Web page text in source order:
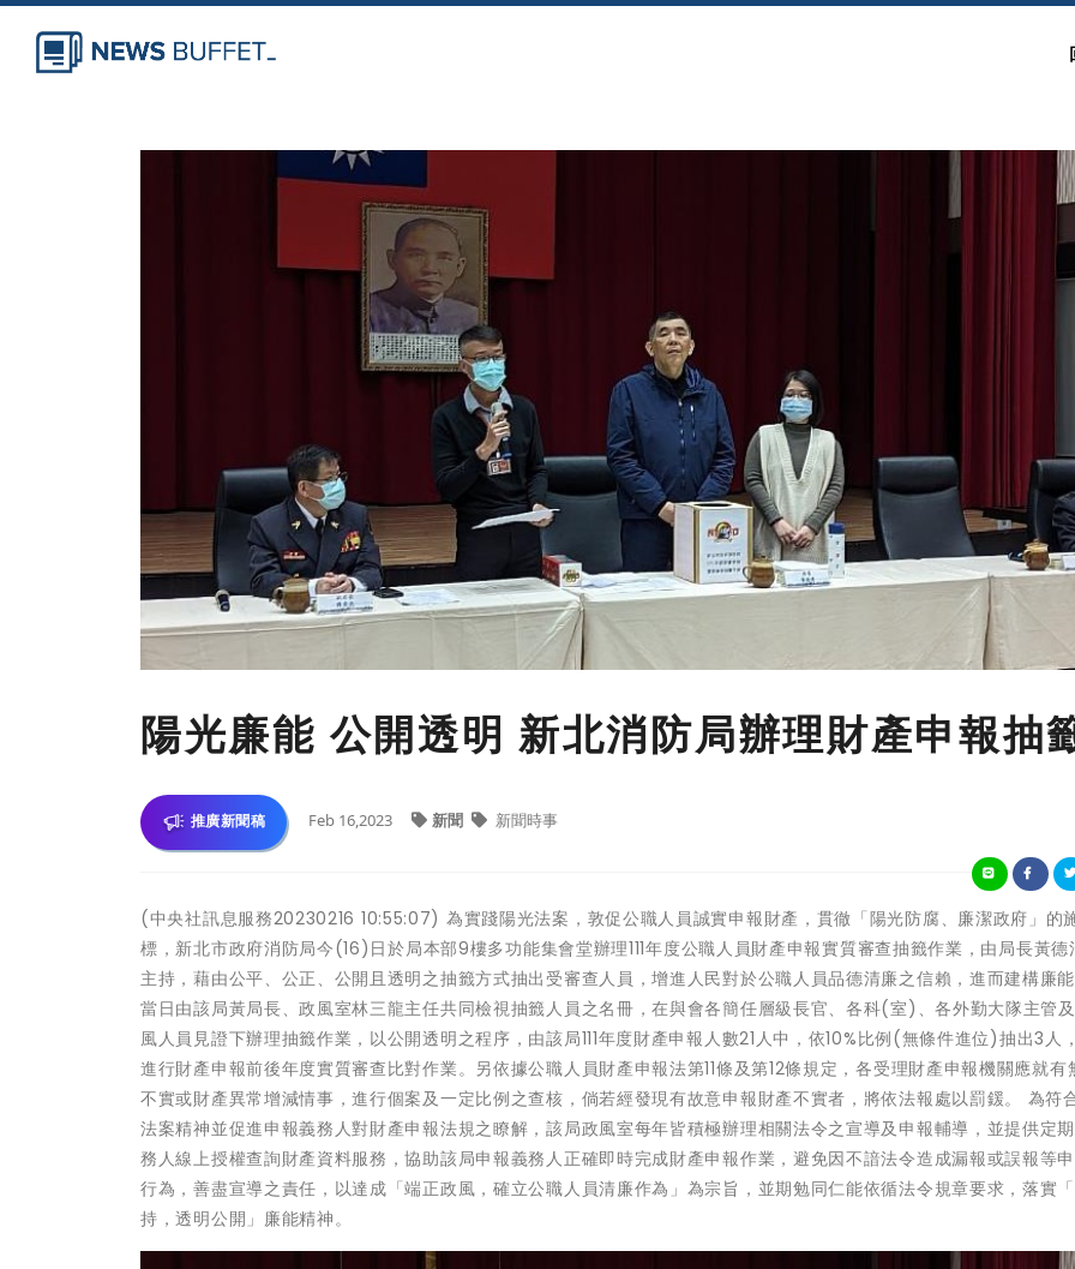
陽光廉能 公開透明 新北消防局辦理財產申報抽
推廣新聞稿 Feb 16,2023 新聞 新聞時事
(中央社訊息服務20230216 10:55:07) 為實踐陽光法案，敦促公職人員誠實申報財產，貫徹「陽光防腐、廉潔政府」的
標，新北市政府消防局今(16)日於局本部9樓多功能集會堂辦理111年度公職人員財產申報實質審查抽籤作業，由局長黃德
主持，藉由公平、公正、公開且透明之抽籤方式抽出受審查人員，增進人民對於公職人員品德清廉之信賴，進而建構廉
當日由該局黃局長、政風室林三龍主任共同檢視抽籤人員之名冊，在與會各簡任層級長官、各科(室)、各外勤大隊主管
風人員見證下辦理抽籤作業，以公開透明之程序，由該局111年度財產申報人數21人中，依10%比例(無條件進位)抽出3人
進行財產申報前後年度實質審查比對作業。另依據公職人員財產申報法第11條及第12條規定，各受理財產申報機關應就有
不實或財產異常增減情事，進行個案及一定比例之查核，倘若經發現有故意申報財產不實者，將依法報處以罰鍰。 為符
法案精神並促進申報義務人對財產申報法規之瞭解，該局政風室每年皆積極辦理相關法令之宣導及申報輔導，並提供定
務人線上授權查詢財產資料服務，協助該局申報義務人正確即時完成財產申報作業，避免因不諳法令造成漏報或誤報等
行為，善盡宣導之責任，以達成「端正政風，確立公職人員清廉作為」為宗旨，並期勉同仁能依循法令規章要求，落實
持，透明公開」廉能精神。